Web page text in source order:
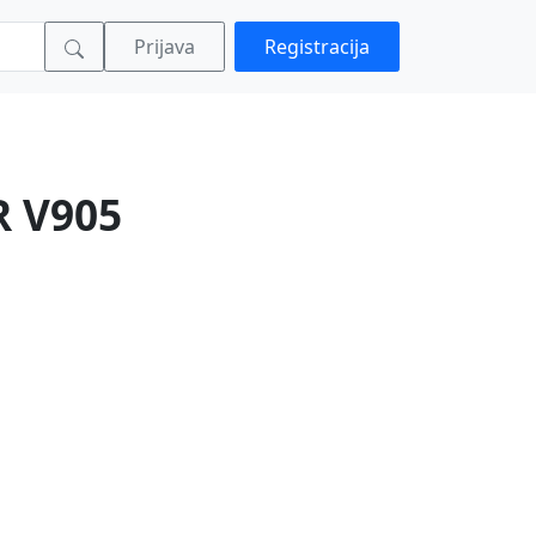
Prijava Registracija
V905